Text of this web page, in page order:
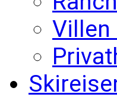
Villen